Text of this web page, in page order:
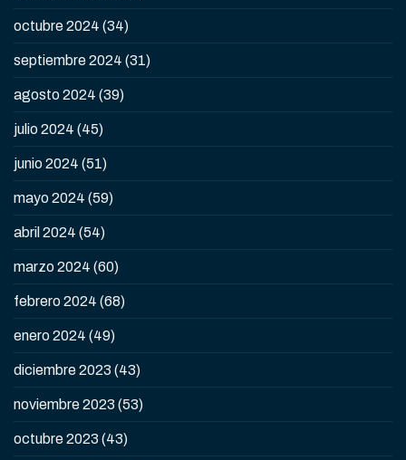
octubre 2024 (34)
septiembre 2024 (31)
agosto 2024 (39)
julio 2024 (45)
junio 2024 (51)
mayo 2024 (59)
abril 2024 (54)
marzo 2024 (60)
febrero 2024 (68)
enero 2024 (49)
diciembre 2023 (43)
noviembre 2023 (53)
octubre 2023 (43)